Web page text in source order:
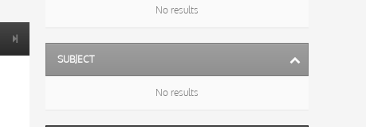
No results
SUBJECT
No results